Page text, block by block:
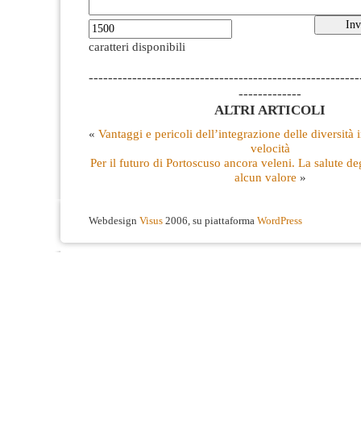
caratteri disponibili
-------------
ALTRI ARTICOLI
« Vantaggi e pericoli dell’integrazione delle diversità
velocità
Per il futuro di Portoscuso ancora veleni. La salute
alcun valore »
Webdesign Visus 2006, su piattaforma WordPress